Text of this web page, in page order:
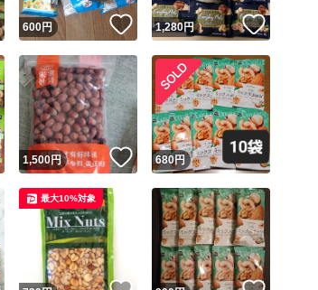
いいね！
600円 いいね！
1,280円 いいね！
いいね！
1,500円 いいね！
680円
最大10%対象